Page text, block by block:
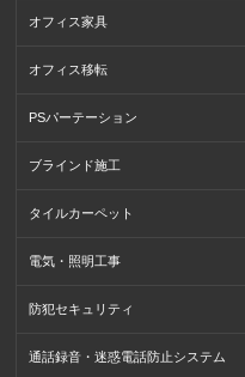
オフィス家具
オフィス移転
PSパーテーション
ブラインド施工
タイルカーペット
電気・照明工事
防犯セキュリティ
通話録音・迷惑電話防止システム